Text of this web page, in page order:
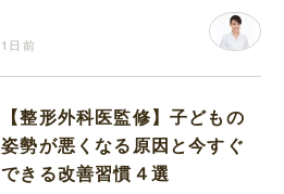
1日前
【整形外科医監修】子どもの
姿勢が悪くなる原因と今すぐ
できる改善習慣４選